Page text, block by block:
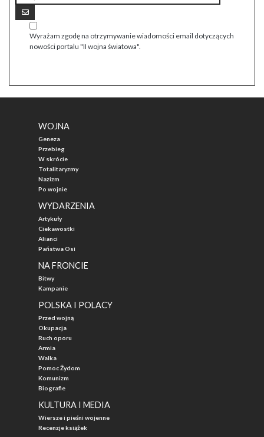
Wyrażam zgodę na otrzymywanie wiadomości email dotyczących
nowości portalu "II wojna światowa".
WOJNA
Geneza
Przebieg
W skrócie
Totalitaryzmy
Nazizm
Po wojnie
WYDARZENIA
Artykuły
Ciekawostki
Alianci
Państwa Osi
NA FRONCIE
Bitwy
Kampanie
POLSKA I POLACY
Przed wojną
Okupacja
Ruch oporu
Armia
Walka
Pomoc Żydom
Komunizm
Biografie
KULTURA I MEDIA
Wiersze i pieśni wojenne
Recenzje książek